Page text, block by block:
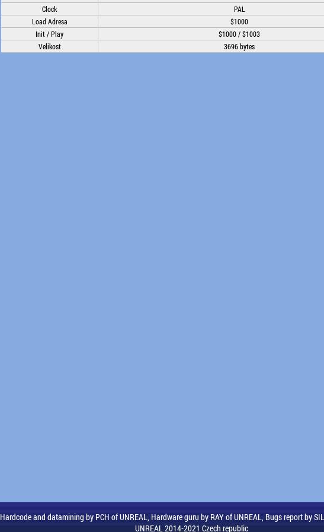
Clock
PAL
Load Adresa
$1000
Init / Play
$1000 / $1003
Velikost
3696 bytes
Hardcode and datamining by PCH of UNREAL, Hardware guru by RAY of UNREAL, Bugs report by
UNREAL 2014-2021 Czech republic